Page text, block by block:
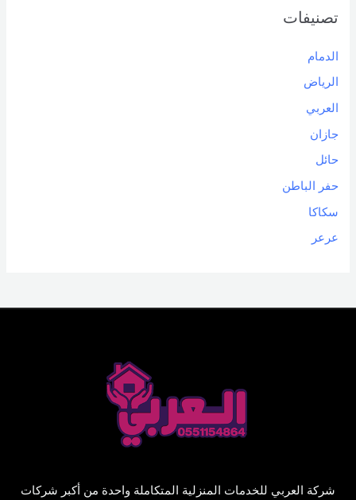
تصنيفات
الدمام
الرياض
العربي
جازان
حائل
حفر الباطن
سكاكا
عرعر
شركة العربي للخدمات المنزلية المتكاملة واحدة من أكبر شركات